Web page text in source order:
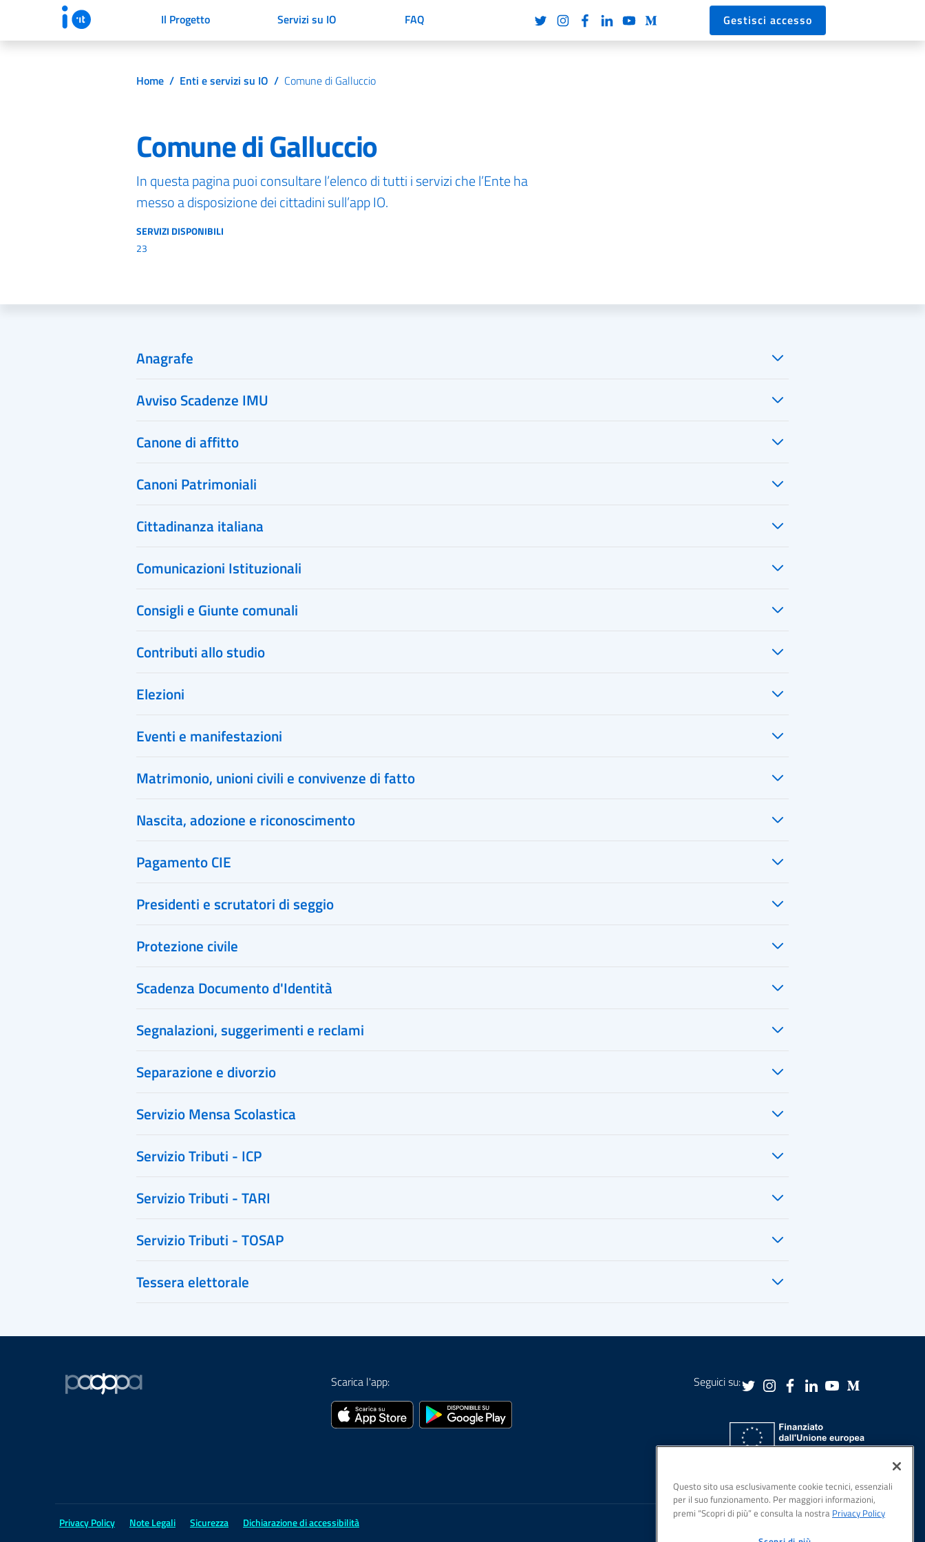
Questo sito usa esclusivamente cookie tecnici, essenziali
per il suo funzionamento. Per maggiori informazioni,
premi “Scopri di più” e consulta la nostra Privacy Policy
Il Progetto Servizi su IO FAQ Gestisci accesso
Home / Enti e servizi su IO / Comune di Galluccio
Comune di Galluccio
In questa pagina puoi consultare l’elenco di tutti i servizi che l’Ente ha
messo a disposizione dei cittadini sull’app IO.
SERVIZI DISPONIBILI
23
Anagrafe
Avviso Scadenze IMU
Canone di affitto
Canoni Patrimoniali
Cittadinanza italiana
Comunicazioni Istituzionali
Consigli e Giunte comunali
Contributi allo studio
Elezioni
Eventi e manifestazioni
Matrimonio, unioni civili e convivenze di fatto
Nascita, adozione e riconoscimento
Pagamento CIE
Presidenti e scrutatori di seggio
Protezione civile
Scadenza Documento d'Identità
Segnalazioni, suggerimenti e reclami
Separazione e divorzio
Servizio Mensa Scolastica
Servizio Tributi - ICP
Servizio Tributi - TARI
Servizio Tributi - TOSAP
Tessera elettorale
Scarica l'app: Seguici su:
Privacy Policy Note Legali Sicurezza Dichiarazione di accessibilità PagoPA S.p.A., Piazza Colonna, 370, Roma, 00187 IT